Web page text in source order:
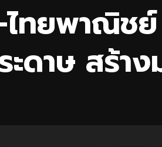
ทยพาณิชย์
ะดาษ สร้า